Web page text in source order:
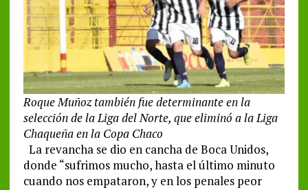
Roque Muñoz también fue determinante en la
selección de la Liga del Norte, que eliminó a la Liga
Chaqueña en la Copa Chaco
La revancha se dio en cancha de Boca Unidos,
donde “sufrimos mucho, hasta el último minuto
cuando nos empataron, y en los penales peor